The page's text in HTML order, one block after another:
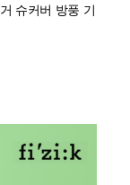
슈커버 방풍 기